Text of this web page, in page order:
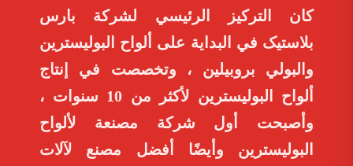
كان التركيز الرئيسي لشركة بارس
بلاستیک في البداية على ألواح البوليسترين
والبولي بروبيلين ، وتخصصت في إنتاج
ألواح البوليسترين لأكثر من 10 سنوات ،
وأصبحت أول شركة مصنعة لألواح
البوليسترين وأيضًا أفضل مصنع لآلات